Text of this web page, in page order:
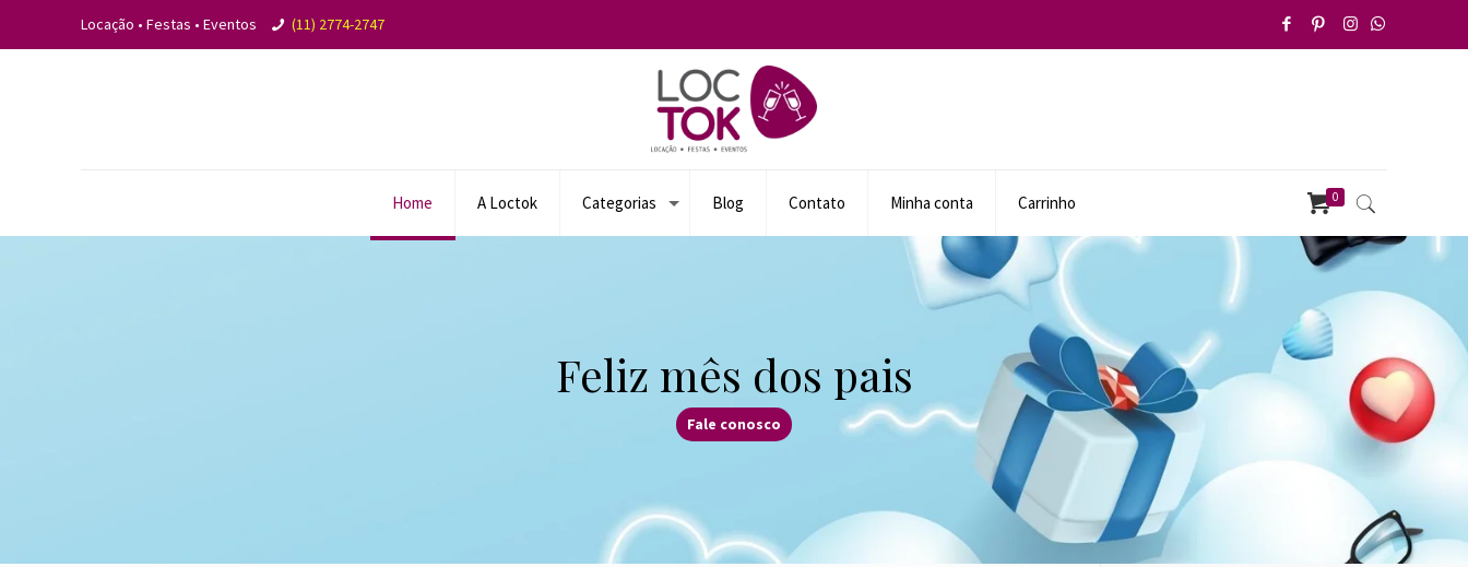
Locação • Festas • Eventos (11) 2774-2747
Home A Loctok Categorias Blog Contato Minha conta Carrinho 0
Feliz mês dos pais
Fale conosco